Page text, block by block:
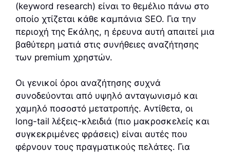
(keyword research) είναι το θεμέλιο πάνω στο
οποίο χτίζεται κάθε καμπάνια SEO. Για την
περιοχή της Εκάλης, η έρευνα αυτή απαιτεί μια
βαθύτερη ματιά στις συνήθειες αναζήτησης
των premium χρηστών.
Οι γενικοί όροι αναζήτησης συχνά
συνοδεύονται από υψηλό ανταγωνισμό και
χαμηλό ποσοστό μετατροπής. Αντίθετα, οι
long-tail λέξεις-κλειδιά (πιο μακροσκελείς και
συγκεκριμένες φράσεις) είναι αυτές που
φέρνουν τους πραγματικούς πελάτες. Για